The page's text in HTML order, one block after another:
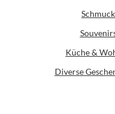
Schmuck
Küche &
Diverse